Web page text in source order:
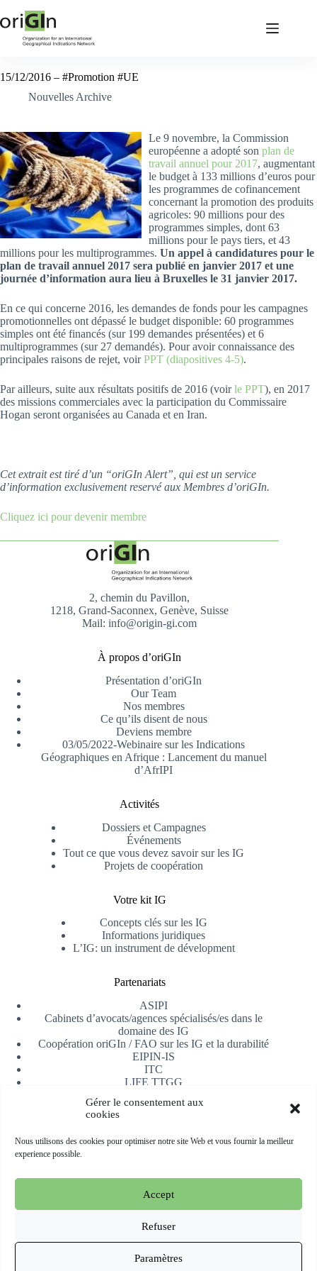
Gérer le consentement aux
cookies
Nous utilisons des cookies pour optimiser notre site Web et vous fournir la meilleur
experience possible.
Accept
Refuser
Paramètres
15/12/2016 – #Promotion #UE
Nouvelles Archive
Le 9 novembre, la Commission
européenne a adopté son plan de
travail annuel pour 2017, augmentant
le budget à 133 millions d’euros pour
les programmes de cofinancement
concernant la promotion des produits
agricoles: 90 millions pour des
programmes simples, dont 63
millions pour le pays tiers, et 43
millions pour les multiprogrammes. Un appel à candidatures pour le
plan de travail annuel 2017 sera publié en janvier 2017 et une
journée d’information aura lieu à Bruxelles le 31 janvier 2017.
En ce qui concerne 2016, les demandes de fonds pour les campagnes
promotionnelles ont dépassé le budget disponible: 60 programmes
simples ont été financés (sur 199 demandes présentées) et 6
multiprogrammes (sur 27 demandés). Pour avoir connaissance des
principales raisons de rejet, voirPPT (diapositives 4-5).
Par ailleurs, suite aux résultats positifs de 2016 (voirle PPT), en 2017
des missions commerciales avec la participation du Commissaire
Hogan seront organisées au Canada et en Iran.
Cet extrait est tiré d’un “oriGIn Alert”, qui est un service
d’information exclusivement reservé aux Membres d’oriGIn.
Cliquez ici pour devenir membre
2, chemin du Pavillon,
1218, Grand-Saconnex, Genève, Suisse
Mail: info@origin-gi.com
À propos d’oriGIn
Présentation d’oriGIn
Our Team
Nos membres
Ce qu’ils disent de nous
Deviens membre
03/05/2022-Webinaire sur les Indications
Géographiques en Afrique : Lancement du manuel
d’AfrIPI
Activités
Dossiers et Campagnes
Événements
Tout ce que vous devez savoir sur les IG
Projets de coopération
Votre kit IG
Concepts clés sur les IG
Informations juridiques
L’IG: un instrument de dévelopment
Partenariats
ASIPI
Cabinets d’avocats/agences spécialisés/es dans le
domaine des IG
Coopération oriGIn / FAO sur les IG et la durabilité
EIPIN-IS
ITC
LIFE TTGG
AfrIPI
Recevoir notre newsletter
S'inscrire
Copyright © 2026 oriGIn | Organization for an International
Geographical Indications Network -Site web hébergé et géré